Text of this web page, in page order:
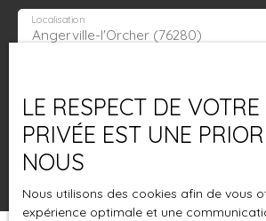
Estimation
Angerville-l'Orcher (76280)
Localisation
Surface min (m²)
LE RESPECT DE VOTRE
PRIVÉE EST UNE
NOUS
Nous utilisons des cookies afin de vous
expérience optimale et une